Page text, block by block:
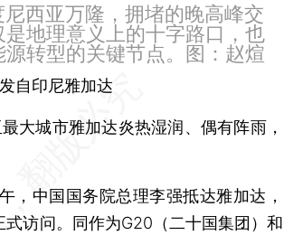
西亚万隆，拥堵的晚高峰交
地理意义上的十字路口，也
转型的关键节点。图：赵煊
自印尼雅加达
城市雅加达炎热湿润、偶有阵雨，
中国国务院总理李强抵达雅加达，
访问。同作为G20（二十国集团）和